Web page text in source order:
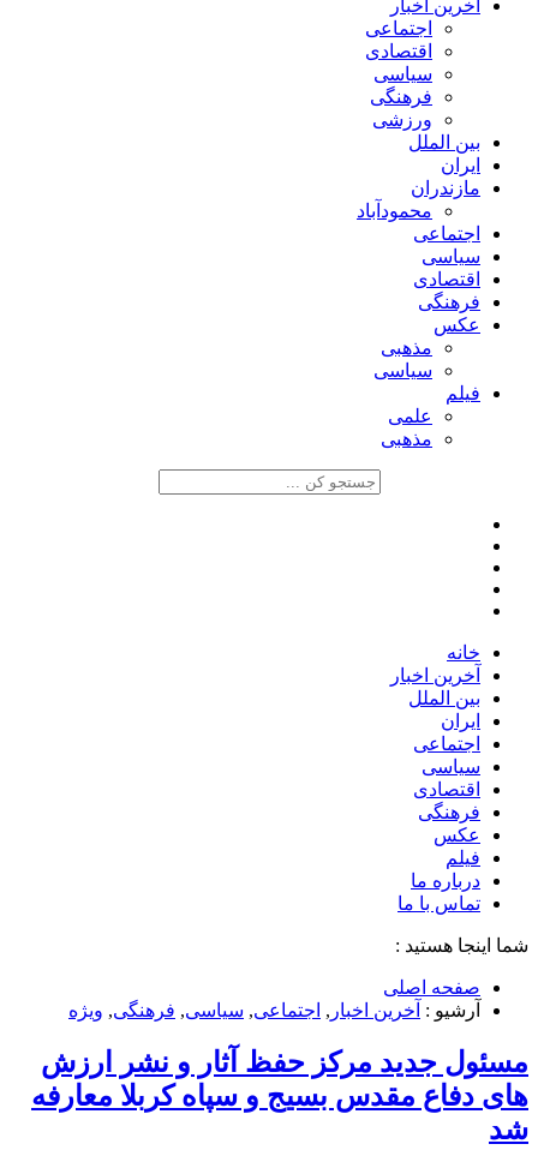
آخرین اخبار
اجتماعی
اقتصادی
سیاسی
فرهنگی
ورزشی
بین الملل
ایران
مازندران
محمودآباد
اجتماعی
سیاسی
اقتصادی
فرهنگی
عکس
مذهبی
سیاسی
فیلم
علمی
مذهبی
خانه
آخرین اخبار
بین الملل
ایران
اجتماعی
سیاسی
اقتصادی
فرهنگی
عکس
فیلم
درباره ما
تماس با ما
شما اینجا هستید :
صفحه اصلی
آرشیو : آخرین اخبار , اجتماعی, سیاسی, فرهنگی, ویژه
مسئول جدید مرکز حفظ آثار و نشر ارزش
های دفاع مقدس بسیج و سپاه کربلا معارفه
شد